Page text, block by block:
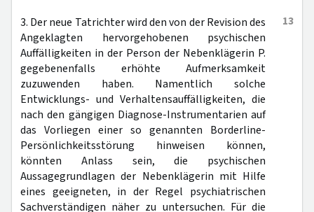
13
3. Der neue Tatrichter wird den von der Revision des
Angeklagten hervorgehobenen psychischen
Auffälligkeiten in der Person der Nebenklägerin P.
gegebenenfalls erhöhte Aufmerksamkeit
zuzuwenden haben. Namentlich solche
Entwicklungs- und Verhaltensauffälligkeiten, die
nach den gängigen Diagnose-Instrumentarien auf
das Vorliegen einer so genannten Borderline-
Persönlichkeitsstörung hinweisen können,
könnten Anlass sein, die psychischen
Aussagegrundlagen der Nebenklägerin mit Hilfe
eines geeigneten, in der Regel psychiatrischen
Sachverständigen näher zu untersuchen. Für die